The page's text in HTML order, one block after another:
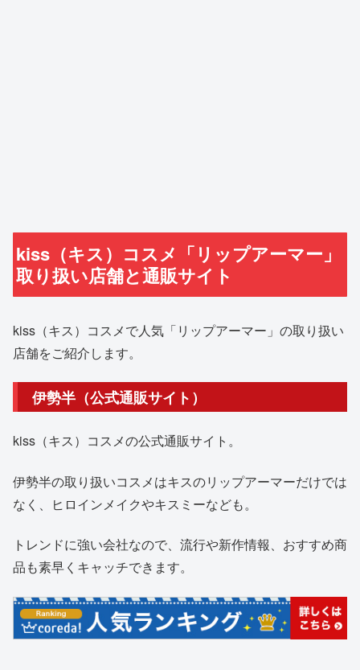
kiss（キス）コスメ「リップアーマー」
取り扱い店舗と通販サイト
kiss（キス）コスメで人気「リップアーマー」の取り扱い
店舗をご紹介します。
伊勢半（公式通販サイト）
kiss（キス）コスメの公式通販サイト。
伊勢半の取り扱いコスメはキスのリップアーマーだけでは
なく、ヒロインメイクやキスミーなども。
トレンドに強い会社なので、流行や新作情報、おすすめ商
品も素早くキャッチできます。